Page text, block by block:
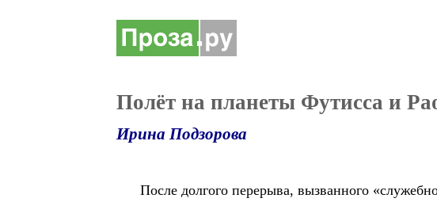
Полёт на планеты Футисса и
Ирина Подзорова
После долгого перерыва, вызванного